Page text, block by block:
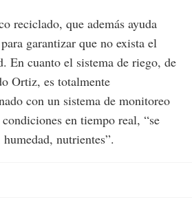
reciclado, que además ayuda
garantizar que no exista el
En cuanto el sistema de riego, de
Ortiz, es totalmente
con un sistema de monitoreo
en tiempo real, “se
nutrientes”.